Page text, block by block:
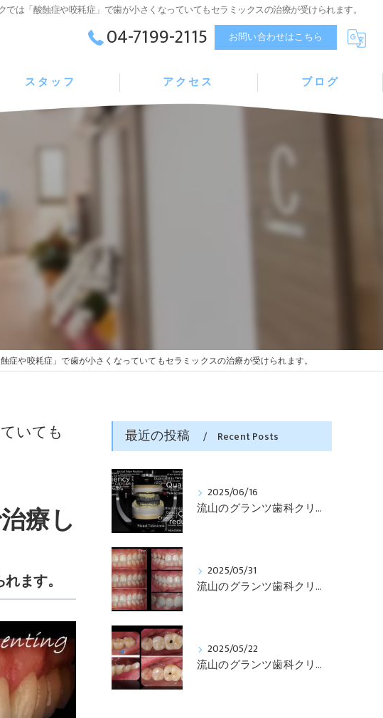
は「酸蝕症や咬耗症」で歯が小さくなっていてもセラミックスの治療が受けられます。
04-7199-2115 お問い合わせはこちら
スタッフ アクセス ブログ
症や咬耗症」で歯が小さくなっていてもセラミックスの治療が受けられます。
いても
ます。
療し
最近の投稿 Recent Posts
2025/06/16
流山のグランツ歯科クリニックでは「咬合と審美」に特化した「補綴専門医」による診断・治療が受けられます。
2025/05/31
流山のグランツ歯科クリニックでは「知らない間に銀歯ばっかり」でもホワイトニングとセラミックスの専門治療が受けられます。
2025/05/22
流山のグランツ歯科クリニックでは「歯医者が怖い」方でもインプラントやセラミックスの治療が受けられます。